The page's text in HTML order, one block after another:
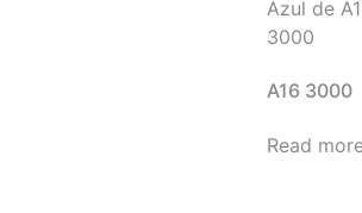
A16 3000
Read